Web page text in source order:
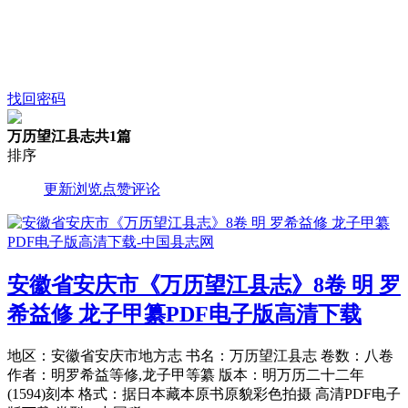
找回密码
万历望江县志共1篇
排序
更新浏览点赞评论
安徽省安庆市《万历望江县志》8卷 明 罗
希益修 龙子甲纂PDF电子版高清下载
地区：安徽省安庆市地方志 书名：万历望江县志 卷数：八卷
作者：明罗希益等修,龙子甲等纂 版本：明万历二十二年
(1594)刻本 格式：据日本藏本原书原貌彩色拍摄 高清PDF电子